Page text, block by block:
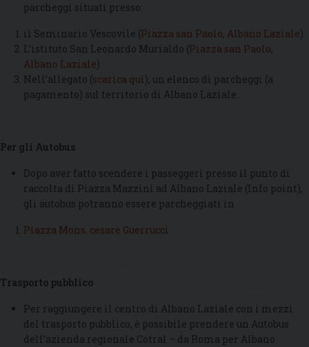
parcheggi situati presso:
il Seminario Vescovile (Piazza san Paolo, Albano Laziale)
L’istituto San Leonardo Murialdo (Piazza san Paolo,
Albano Laziale)
Nell’allegato (scarica qui), un elenco di parcheggi (a
pagamento) sul territorio di Albano Laziale.
Per gli Autobus
Dopo aver fatto scendere i passeggeri presso il punto di
raccolta di Piazza Mazzini ad Albano Laziale (Info point),
gli autobus potranno essere parcheggiati in
Piazza Mons. cesare Guerrucci
Trasporto pubblico
Per raggiungere il centro di Albano Laziale con i mezzi
del trasporto pubblico, è possibile prendere un Autobus
dell’azienda regionale Cotral – da Roma per Albano